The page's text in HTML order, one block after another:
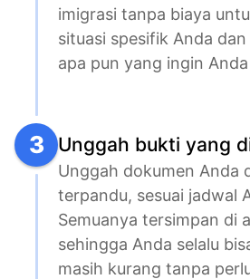
imigrasi tanpa biaya
situasi spesifik Anda
apa pun yang ingin
3 Unggah bukti yang
Unggah dokumen Anda
terpandu, sesuai jadwal
Semuanya tersimpan di
sehingga Anda selalu
masih kurang tanpa